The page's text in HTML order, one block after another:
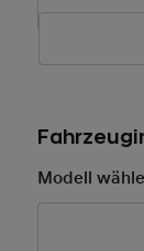
After
Modell